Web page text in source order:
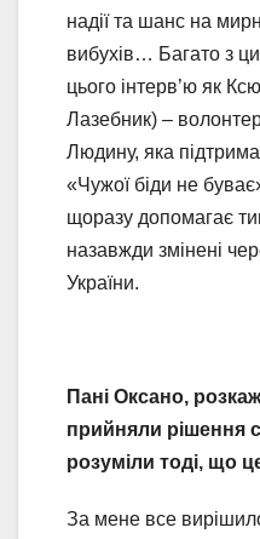
надії та шанс на
вибухів… Багато з
цього інтерв’ю як
Лазебник) –
Людину, яка
«Чужої біди не
щоразу допомагає
назавжди змінені
України.
Пані Оксано,
прийняли рішення
розуміли тоді, що
За мене все